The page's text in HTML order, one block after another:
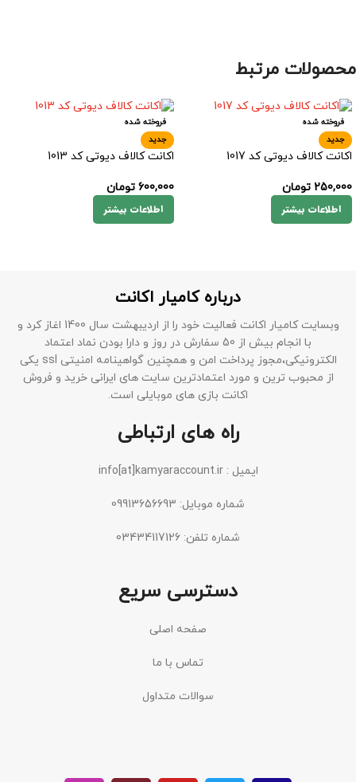
محصولات مرتبط
فروخته شده
جدید
اکانت کالاف دیوتی کد 1017
250,000 تومان
اطلاعات بیشتر
فروخته شده
جدید
اکانت کالاف دیوتی کد 1013
600,000 تومان
اطلاعات بیشتر
درباره کامیار اکانت
وبسایت کامیار اکانت فعالیت خود را از اردیبهشت سال 1400 اغاز کرد و
با انجام بیش از 50 سفارش در روز و دارا بودن نماد اعتماد
الکترونیکی،مجوز پرداخت امن و همچنین گواهینامه امنیتی ssl یکی
از محبوب ترین و مورد اعتمادترین سایت های ایرانی خرید و فروش
اکانت بازی های موبایلی است.
راه های ارتباطی
ایمیل : info[at]kamyaraccount.ir
شماره موبایل: 09913656693
شماره تلفن: 03434117126
دسترسی سریع
صفحه اصلی
تماس با ما
سوالات متداول